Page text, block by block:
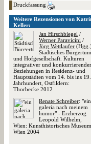
Druckfassung
Weitere Rezensionen von
Keller:
Jan Hirschbiegel /
Werner Paravicini /
Jörg Wettlaufer
Städtisches Bürgertum
und Hofgesellschaft. Kulturen
integrativer und konkurrierender
Beziehungen in Residenz- und
Hauptstädten vom 14. bis ins 19.
Jahrhundert, Ostfildern:
Thorbecke 2012
Renate Schreiber: "ein
galeria nach meinem
humor" - Erzherzog
Leopold Wilhelm,
Wien: Kunsthistorisches Museum
Wien 2004